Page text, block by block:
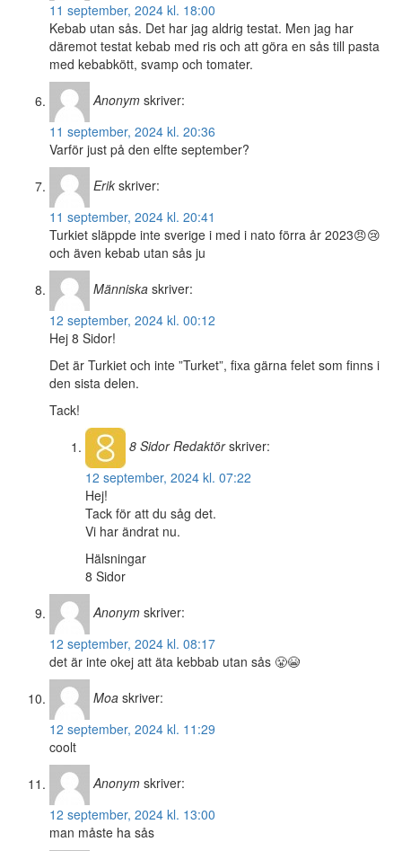
11 september, 2024 kl. 18:00
Kebab utan sås. Det har jag aldrig testat. Men jag har
däremot testat kebab med ris och att göra en sås till pasta
med kebabkött, svamp och tomater.
Anonym skriver:
11 september, 2024 kl. 20:36
Varför just på den elfte september?
Erik skriver:
11 september, 2024 kl. 20:41
Turkiet släppde inte sverige i med i nato förra år 2023😠😢
och även kebab utan sås ju
Människa skriver:
12 september, 2024 kl. 00:12
Hej 8 Sidor!
Det är Turkiet och inte ”Turket”, fixa gärna felet som finns i
den sista delen.
Tack!
8 SidorRedaktör skriver:
12 september, 2024 kl. 07:22
Hej!
Tack för att du såg det.
Vi har ändrat nu.
Hälsningar
8 Sidor
Anonym skriver:
12 september, 2024 kl. 08:17
det är inte okej att äta kebbab utan sås 😤😭
Moa skriver:
12 september, 2024 kl. 11:29
coolt
Anonym skriver:
12 september, 2024 kl. 13:00
man måste ha sås